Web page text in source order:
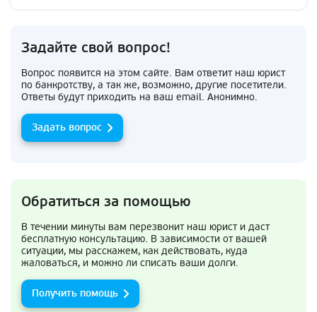
Задайте свой вопрос!
Вопрос появится на этом сайте. Вам ответит наш юрист
по банкротству, а так же, возможно, другие посетители.
Ответы будут приходить на ваш email. Анонимно.
Задать вопрос
Обратиться за помощью
В течении минуты вам перезвонит наш юрист и даст
бесплатную консультацию. В зависимости от вашей
ситуации, мы расскажем, как действовать, куда
жаловаться, и можно ли списать ваши долги.
Получить помощь